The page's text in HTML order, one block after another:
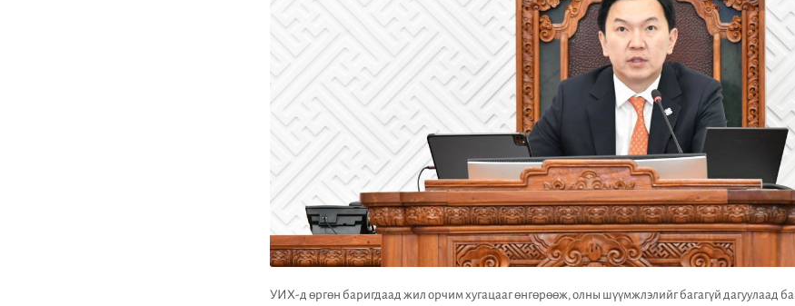
УИХ-д өргөн баригдаад жил орчим хугацааг өнгөрөөж, олны шүүмжлэлийг багагүй дагуулаад